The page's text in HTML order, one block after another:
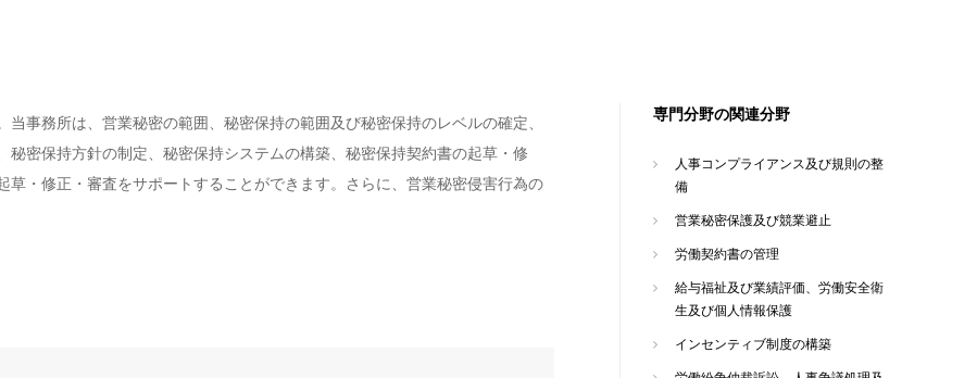
事務所は、営業秘密の範囲、秘密保持の範囲及び秘密保持のレベルの確定、
密保持方針の制定、秘密保持システムの構築、秘密保持契約書の起草・修
・修正・審査をサポートすることができます。さらに、営業秘密侵害行為の
専門分野の関連分野
人事コンプライアンス及び規則の整
備
営業秘密保護及び競業避止
労働契約書の管理
給与福祉及び業績評価、労働安全衛
生及び個人情報保護
インセンティブ制度の構築